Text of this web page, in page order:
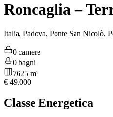
Roncaglia –
Italia, Padova, Ponte San Nicolò,
0 camere
0 bagni
7625 m²
€ 49.000
Classe Energetica